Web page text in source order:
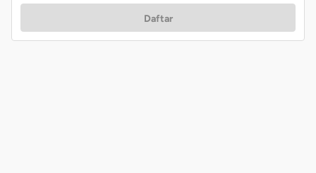
Daftar